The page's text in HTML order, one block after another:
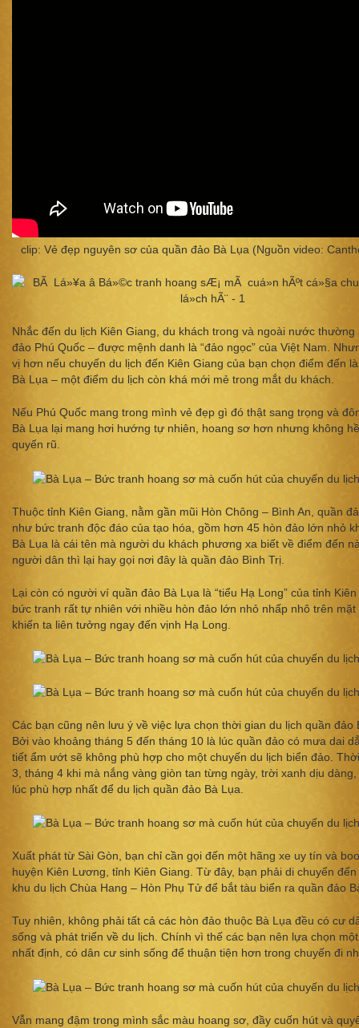
clip: Vẻ đẹp nguyên sơ của quần đảo Bà Lụa (Nguồn video:
Nhắc đến du lịch Kiên Giang, du khách trong và ngoài nước thường
đảo Phú Quốc – được mệnh danh là “đảo ngọc” của Việt Nam.
vị hơn nếu chuyến du lịch đến Kiên Giang của bạn chọn điểm đến
Bà Lụa – một điểm du lịch còn khá mới mẻ trong mắt du khách.
Nếu Phú Quốc mang trong mình vẻ đẹp gì đó thật sang trọng và
Bà Lụa lại mang hơi hướng tự nhiên, hoang sơ hơn nhưng không
quyến rũ.
Thuộc tỉnh Kiên Giang, nằm gần mũi Hòn Chông – Bình An, quần
như bức tranh độc đáo của tạo hóa, gồm hơn 45 hòn đảo lớn nhỏ
Bà Lụa là cái tên mà người du khách phương xa biết về điểm đến
người dân thì lại hay gọi nơi đây là quần đảo Bình Trị.
Lại còn có người ví quần đảo Bà Lụa là “tiểu Hạ Long” của tỉnh
bức tranh rất tự nhiên với nhiều hòn đảo lớn nhỏ nhấp nhô trên
khiến ta liên tưởng ngay đến vịnh Hạ Long.
Các bạn cũng nên lưu ý về việc lựa chọn thời gian du lịch quần đảo
Bởi vào khoảng tháng 5 đến tháng 10 là lúc quần đảo có mưa dai
tiết ẩm ướt sẽ không phù hợp cho một chuyến du lịch biển đảo.
3, tháng 4 khi mà nắng vàng giòn tan từng ngày, trời xanh dịu
lúc phù hợp nhất để du lịch quần đảo Bà Lụa.
Xuất phát từ Sài Gòn, bạn chỉ cần gọi đến một hãng xe uy tín và
huyện Kiên Lương, tỉnh Kiên Giang. Từ đây, bạn phải di chuyển
khu du lịch Chùa Hang – Hòn Phụ Tử để bắt tàu biển ra quần đảo
Tuy nhiên, không phải tất cả các hòn đảo thuộc Bà Lụa đều có cư
sống và phát triển về du lịch. Chính vì thế các bạn nên lựa chọn
nhất định, có dân cư sinh sống để thuận tiện hơn trong chuyến đi
Vẫn mang đậm trong mình sắc màu hoang sơ, đầy cuốn hút và